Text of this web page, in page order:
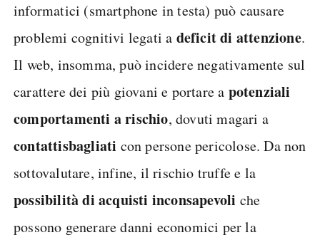
informatici (smartphone in testa) può causare
problemi cognitivi legati a deficit di attenzione.
Il web, insomma, può incidere negativamente sul
carattere dei più giovani e portare a potenziali
comportamenti a rischio, dovuti magari a
contattisbagliati con persone pericolose. Da non
sottovalutare, infine, il rischio truffe e la
possibilità di acquisti inconsapevoli che
possono generare danni economici per la